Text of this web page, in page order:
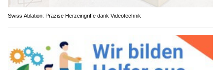
Swiss Ablation: Präzise Herzeingriffe dank Videotechnik